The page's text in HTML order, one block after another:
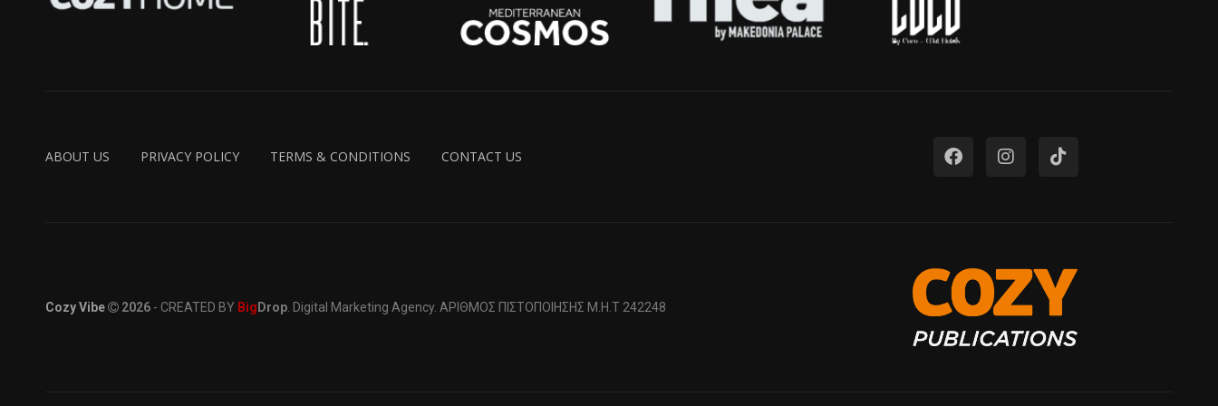
ABOUT US PRIVACY POLICY TERMS & CONDITIONS CONTACT US
Cozy Vibe 2026 - CREATED BY Big Drop . Digital Marketing Agency. ΑΡΙΘΜΟΣ ΠΙΣΤΟΠΟΙΗΣΗΣ Μ.Η.Τ 242248